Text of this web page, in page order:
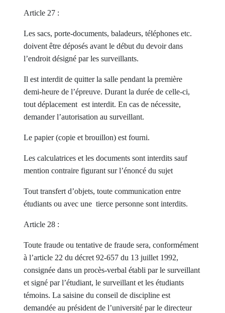
Article 27 :
Les sacs, porte-documents, baladeurs, téléphones etc.
doivent être déposés avant le début du devoir dans
l’endroit désigné par les surveillants.
Il est interdit de quitter la salle pendant la première
demi-heure de l’épreuve. Durant la durée de celle-ci,
tout déplacement est interdit. En cas de nécessite,
demander l’autorisation au surveillant.
Le papier (copie et brouillon) est fourni.
Les calculatrices et les documents sont interdits sauf
mention contraire figurant sur l’énoncé du sujet
Tout transfert d’objets, toute communication entre
étudiants ou avec une tierce personne sont interdits.
Article 28 :
Toute fraude ou tentative de fraude sera, conformément
à l’article 22 du décret 92-657 du 13 juillet 1992,
consignée dans un procès-verbal établi par le surveillant
et signé par l’étudiant, le surveillant et les étudiants
témoins. La saisine du conseil de discipline est
demandée au président de l’université par le directeur